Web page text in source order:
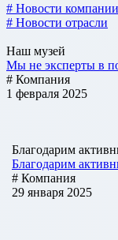
# Новости компании
# Новости отрасли
Наш музей
Мы не эксперты в
# Компания
1 февраля 2025
Благодарим
Благодарим
# Компания
29 января 2025